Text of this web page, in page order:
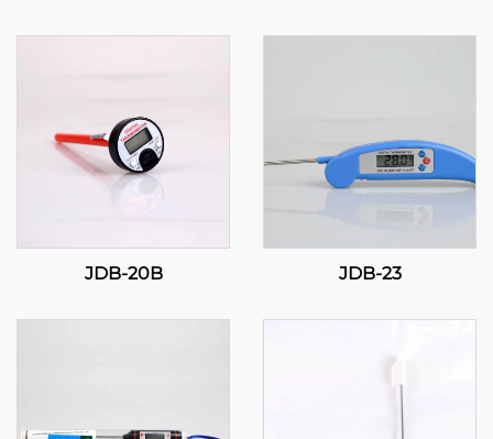
JDB-20B JDB-23